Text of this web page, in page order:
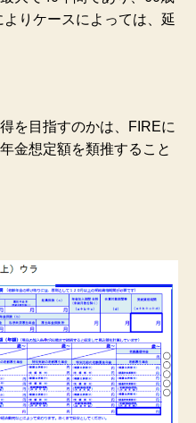
りケースによっては、延
を目指すのかは、FIREに
金想定額を類推すること